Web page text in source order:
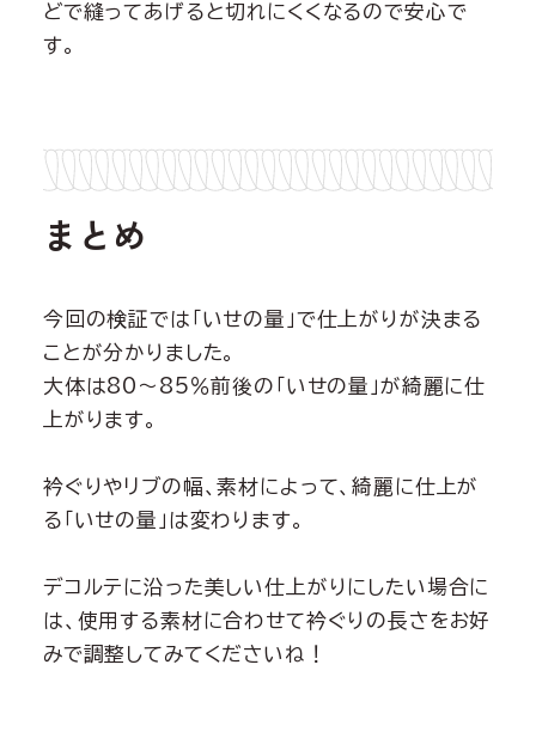
どで縫ってあげると切れにくくなるので安心で
す。
まとめ
今回の検証では「いせの量」で仕上がりが決まる
ことが分かりました。
大体は80～85％前後の「いせの量」が綺麗に仕
上がります。
衿ぐりやリブの幅、素材によって、綺麗に仕上が
る「いせの量」は変わります。
デコルテに沿った美しい仕上がりにしたい場合に
は、使用する素材に合わせて衿ぐりの長さをお好
みで調整してみてくださいね！